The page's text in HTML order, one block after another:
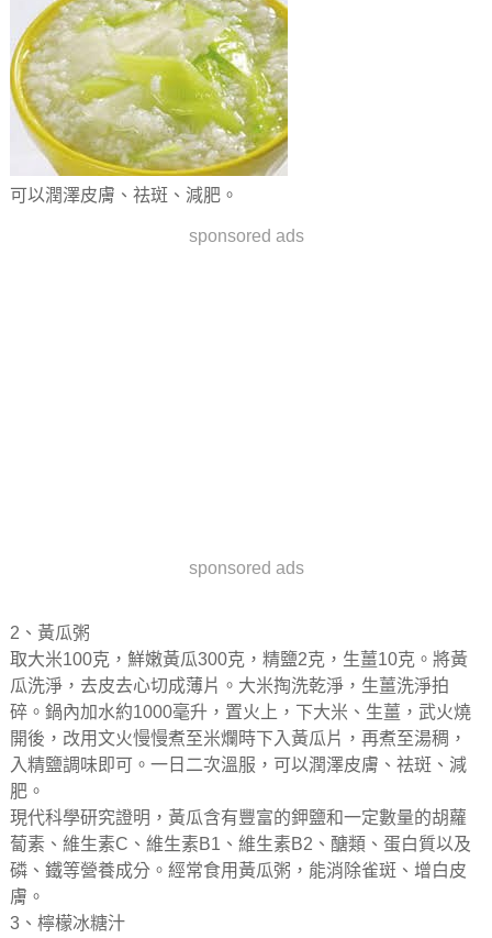
可以潤澤皮膚、祛斑、減肥。
sponsored ads
sponsored ads
2、黃瓜粥
取大米100克，鮮嫩黃瓜300克，精鹽2克，生薑10克。將黃
瓜洗淨，去皮去心切成薄片。大米掏洗乾淨，生薑洗淨拍
碎。鍋內加水約1000毫升，置火上，下大米、生薑，武火燒
開後，改用文火慢慢煮至米爛時下入黃瓜片，再煮至湯稠，
入精鹽調味即可。一日二次溫服，可以潤澤皮膚、祛斑、減
肥。
現代科學研究證明，黃瓜含有豐富的鉀鹽和一定數量的胡蘿
蔔素、維生素C、維生素B1、維生素B2、醣類、蛋白質以及
磷、鐵等營養成分。經常食用黃瓜粥，能消除雀斑、增白皮
膚。
3、檸檬冰糖汁